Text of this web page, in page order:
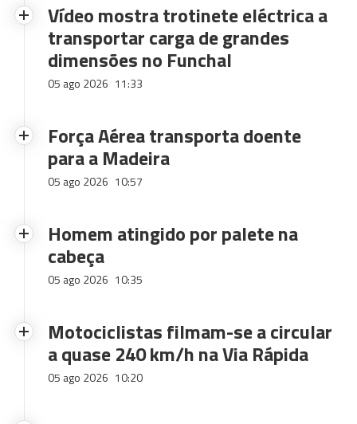
Vídeo mostra trotinete eléctrica a
transportar carga de grandes
dimensões no Funchal
05 ago 2026 11:33
Força Aérea transporta doente
para a Madeira
05 ago 2026 10:57
Homem atingido por palete na
cabeça
05 ago 2026 10:35
Motociclistas filmam-se a circular
a quase 240 km/h na Via Rápida
05 ago 2026 10:20